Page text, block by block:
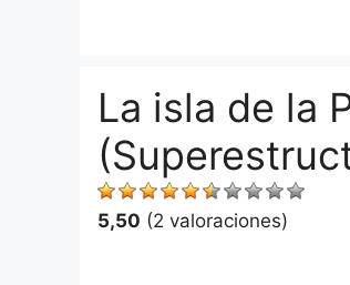
La isla de la
5,50 (2 valoraciones)